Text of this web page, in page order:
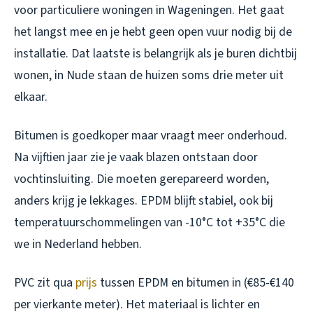
voor particuliere woningen in Wageningen. Het gaat
het langst mee en je hebt geen open vuur nodig bij de
installatie. Dat laatste is belangrijk als je buren dichtbij
wonen, in Nude staan de huizen soms drie meter uit
elkaar.
Bitumen is goedkoper maar vraagt meer onderhoud.
Na vijftien jaar zie je vaak blazen ontstaan door
vochtinsluiting. Die moeten gerepareerd worden,
anders krijg je lekkages. EPDM blijft stabiel, ook bij
temperatuurschommelingen van -10°C tot +35°C die
we in Nederland hebben.
PVC zit qua prijs tussen EPDM en bitumen in (€85-€140
per vierkante meter). Het materiaal is lichter en